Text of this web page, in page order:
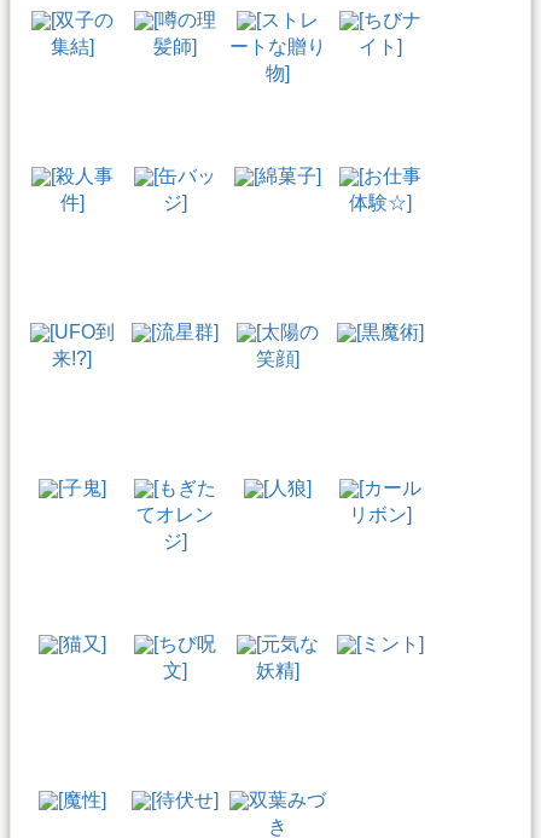
[双子の
集結]
[噂の理
髪師]
[ストレ
ートな贈り
物]
[ちびナ
イト]
[殺人事
件]
[缶バッ
ジ]
[綿菓子]
[お仕事
体験☆]
[UFO到
来!?]
[流星群]
[太陽の
笑顔]
[黒魔術]
[子鬼]
[もぎた
てオレン
ジ]
[人狼]
[カール
リボン]
[猫又]
[ちび呪
文]
[元気な
妖精]
[ミント]
[魔性] [待伏せ]
双葉みづ
き